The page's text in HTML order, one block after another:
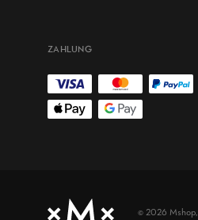
ZAHLUNG
© 2026 Mshop,